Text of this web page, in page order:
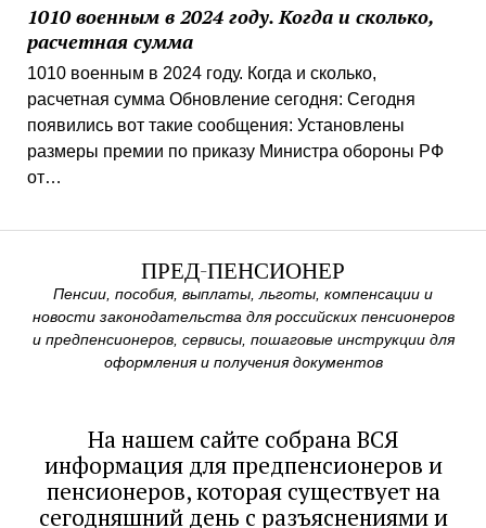
1010 военным в 2024 году. Когда и сколько,
расчетная сумма
1010 военным в 2024 году. Когда и сколько,
расчетная сумма Обновление сегодня: Сегодня
появились вот такие сообщения: Установлены
размеры премии по приказу Министра обороны РФ
от…
ПРЕД-ПЕНСИОНЕР
Пенсии, пособия, выплаты, льготы, компенсации и
новости законодательства для российских пенсионеров
и предпенсионеров, сервисы, пошаговые инструкции для
оформления и получения документов
На нашем сайте собрана ВСЯ
информация для предпенсионеров и
пенсионеров, которая существует на
сегодняшний день с разъяснениями и